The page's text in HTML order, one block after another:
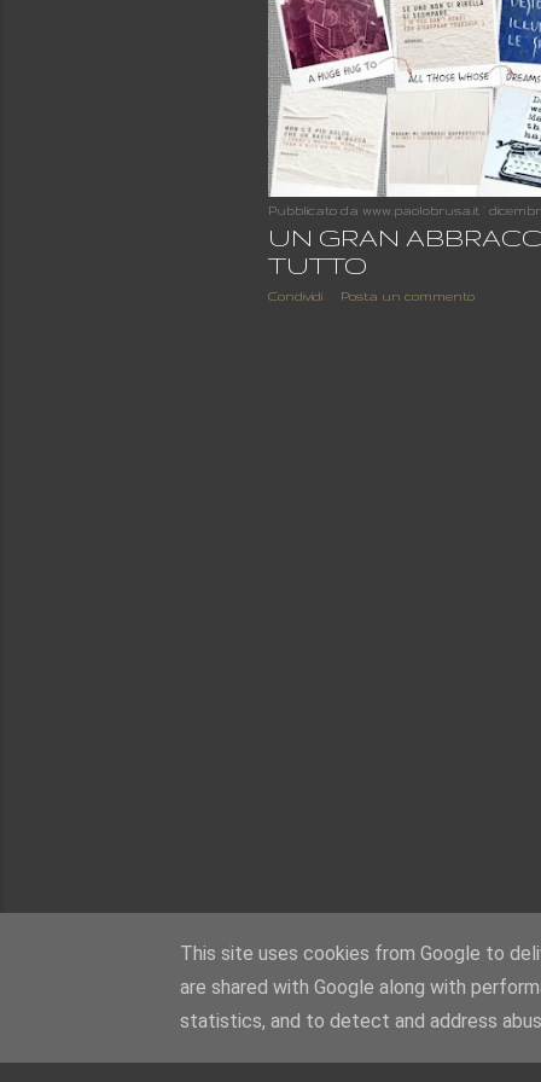
Pubblicato da www.paolobrusa.it
UN GRAN
TUTTO
Condividi Posta un commento
This site uses cookies from Google to
are shared with Google along with
statistics, and to detect and address